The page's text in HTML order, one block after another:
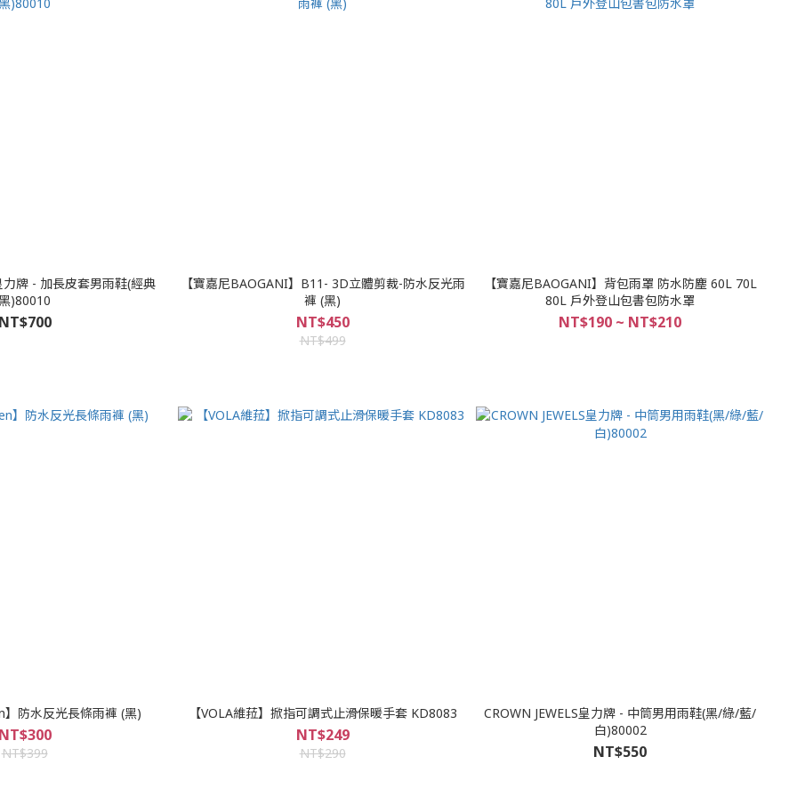
力牌 - 加長皮套男雨鞋(經典
)80010
NT$700
【寶嘉尼BAOGANI】B11- 3D立體剪裁-防水反光雨
褲 (黑)
NT$450
NT$499
【寶嘉尼BAOGANI】背包雨罩 防水防塵 60L 70L
80L 戶外登山包書包防水罩
NT$190 ~ NT$210
】防水反光長條雨褲 (黑)
NT$300
NT$399
【VOLA維菈】掀指可調式止滑保暖手套 KD8083
NT$249
NT$290
CROWN JEWELS皇力牌 - 中筒男用雨鞋(黑/綠/藍/
白)80002
NT$550